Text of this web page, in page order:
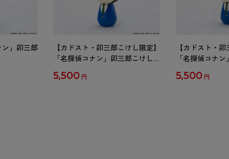
」卯三郎
【カドスト・卯三郎こけし限定】
「名探偵コナン」卯三郎こけし
5,500 円
【カドスト・
「名探偵コナ
5,500 円